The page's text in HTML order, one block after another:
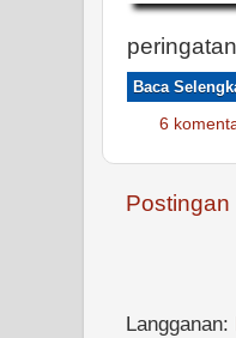
Baca
6
Postingan
Langganan: